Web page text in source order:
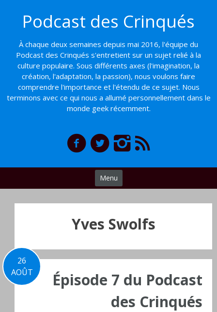
contenu
Podcast des Crinqués
À chaque deux semaines depuis mai 2016, l'équipe du
Podcast des Crinqués s'entretient sur un sujet relié à la
culture populaire. Sous différents axes (l'imagination, la
création, l'adaptation, la passion), nous voulons faire
comprendre l'importance et l'étendu de ce sujet. Nous
terminons avec ce qui nous a allumé personnellement dans le
monde geek récemment.
Menu
Yves Swolfs
26
AOÛT
Épisode 7 du Podcast
des Crinqués